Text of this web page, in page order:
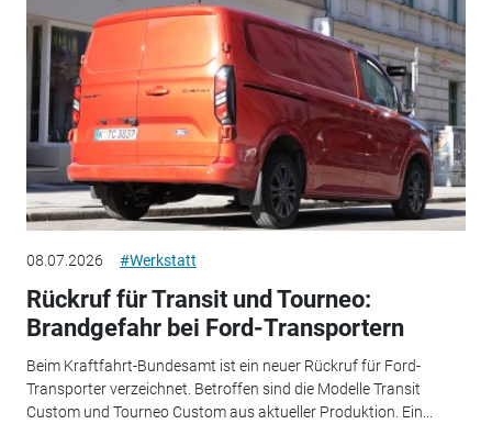
08.07.2026 #Werkstatt
Rückruf für Transit und Tourneo:
Brandgefahr bei Ford-Transportern
Beim Kraftfahrt-Bundesamt ist ein neuer Rückruf für Ford-
Transporter verzeichnet. Betroffen sind die Modelle Transit
Custom und Tourneo Custom aus aktueller Produktion. Ein...